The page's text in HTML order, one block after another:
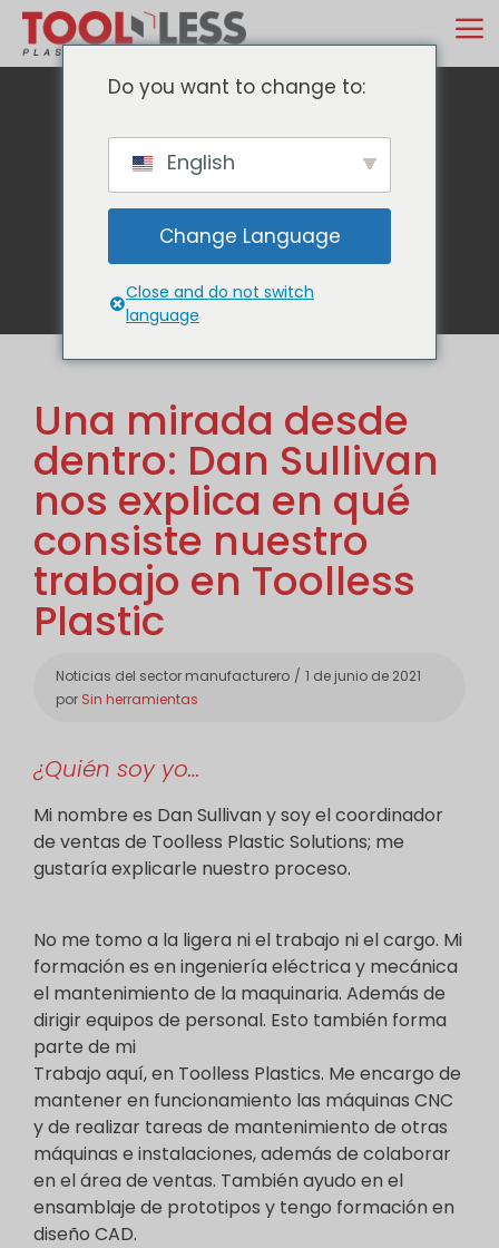
contenido
Blog
Una mirada desde
dentro: Dan Sullivan
nos explica en qué
consiste nuestro
trabajo en Toolless
Plastic
Categorías
Noticias del sector manufacturero
1 de junio de 2021
por Sin herramientas
¿Quién soy yo…
Mi nombre es Dan Sullivan y soy el coordinador
de ventas de Toolless Plastic Solutions; me
gustaría explicarle nuestro proceso.
No me tomo a la ligera ni el trabajo ni el cargo. Mi
formación es en ingeniería eléctrica y mecánica
el mantenimiento de la maquinaria. Además de
dirigir equipos de personal. Esto también forma
parte de mi
Trabajo aquí, en Toolless Plastics. Me encargo de
mantener en funcionamiento las máquinas CNC
y de realizar tareas de mantenimiento de otras
máquinas e instalaciones, además de colaborar
en el área de ventas. También ayudo en el
ensamblaje de prototipos y tengo formación en
diseño CAD.
Do you want to change to:
English
Change Language
Close and do not switch
language